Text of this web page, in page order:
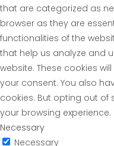
that are categorized as
browser as they are
functionalities of the
that help us analyze and
website. These cookies
your consent. You also
cookies. But opting out
your browsing experience.
Necessary
Necessary